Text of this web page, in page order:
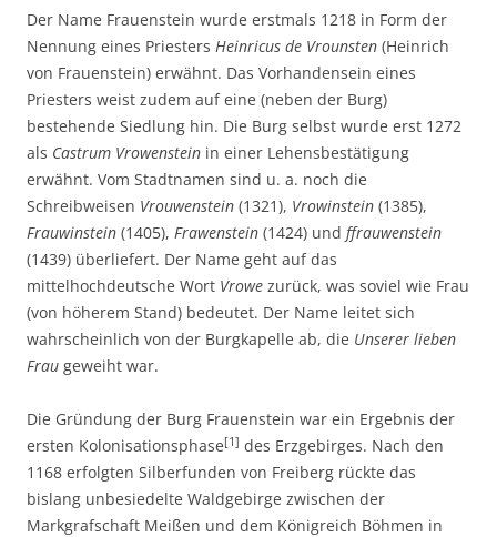
Der Name Frauenstein wurde erstmals 1218 in Form der
Nennung eines Priesters Heinricus de Vrounsten (Heinrich
von Frauenstein) erwähnt. Das Vorhandensein eines
Priesters weist zudem auf eine (neben der Burg)
bestehende Siedlung hin. Die Burg selbst wurde erst 1272
als Castrum Vrowenstein in einer Lehensbestätigung
erwähnt. Vom Stadtnamen sind u. a. noch die
Schreibweisen Vrouwenstein (1321), Vrowinstein (1385),
Frauwinstein (1405), Frawenstein (1424) und ffrauwenstein
(1439) überliefert. Der Name geht auf das
mittelhochdeutsche Wort Vrowe zurück, was soviel wie Frau
(von höherem Stand) bedeutet. Der Name leitet sich
wahrscheinlich von der Burgkapelle ab, die Unserer lieben
Frau geweiht war.
Die Gründung der Burg Frauenstein war ein Ergebnis der
ersten Kolonisationsphase[1] des Erzgebirges. Nach den
1168 erfolgten Silberfunden von Freiberg rückte das
bislang unbesiedelte Waldgebirge zwischen der
Markgrafschaft Meißen und dem Königreich Böhmen in